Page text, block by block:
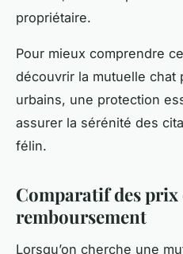
propriétaire.
Pour mieux comprendre
découvrir la mutuelle chat
urbains, une protection
assurer la sérénité des
félin.
Comparatif des prix
remboursement
Lorsqu’on cherche une